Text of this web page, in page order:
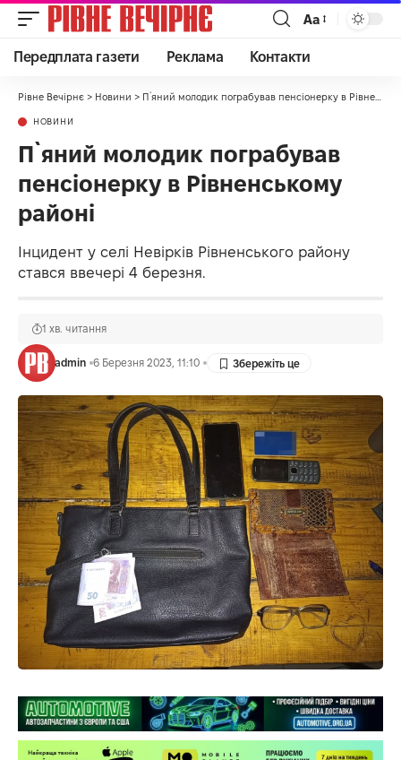
Аа
Передплата газети Реклама Контакти
Рівне Вечірнє > Новини > П`яний молодик пограбував пенсіонерку в Рівненському районі
НОВИНИ
П`яний молодик пограбував
пенсіонерку в Рівненському
районі
Інцидент у селі Невірків Рівненського району
стався ввечері 4 березня.
admin 6 Березня 2023, 11:10
1 хв. читання